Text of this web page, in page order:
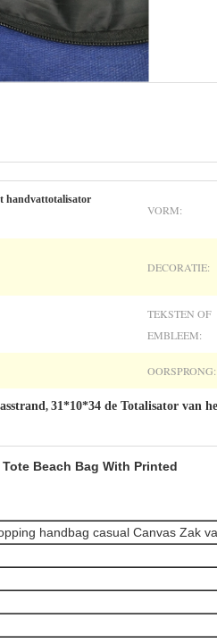
handvattotalisator
VORM:
DECORATIE:
TEKSTEN OF
EMBLEEM:
OORSPRONG:
, 31*10*34 de Totalisator van
Beach Bag With Printed
handbag casual Canvas Zak